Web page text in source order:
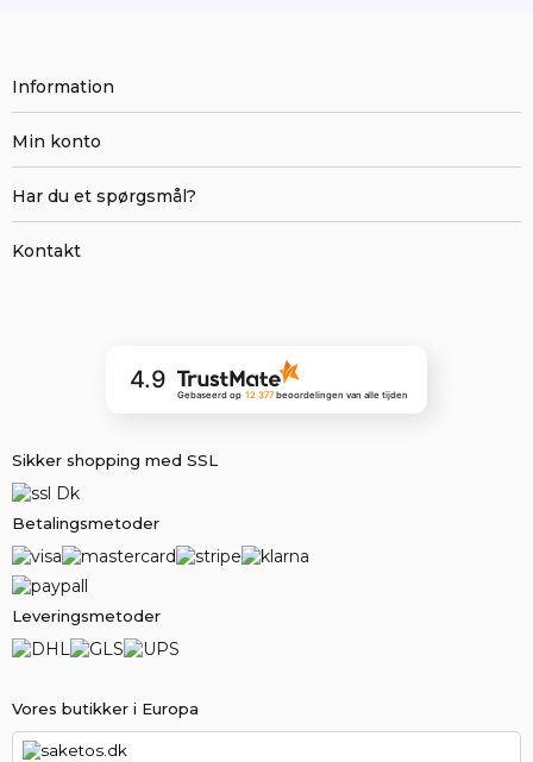
Vores butikker i Europa
saketos.dk
Information
Min konto
Har du et spørgsmål?
Kontakt
4.9
Gebaseerd op 12 377 beoordelingenvan alle tijden
Sikker shopping med SSL
Betalingsmetoder
Leveringsmetoder